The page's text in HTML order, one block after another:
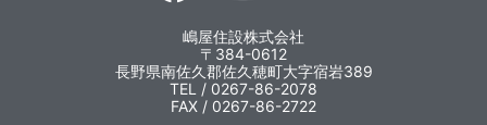
嶋屋住設株式会社
〒384-0612
長野県南佐久郡佐久穂町大字宿岩389
TEL / 0267-86-2078
FAX / 0267-86-2722